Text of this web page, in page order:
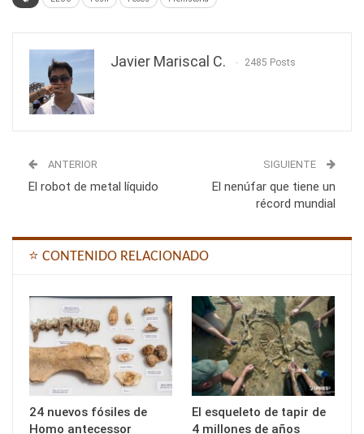
Javier Mariscal C. 2485 Posts
ANTERIOR
El robot de metal líquido
SIGUIENTE
El nenúfar que tiene un
récord mundial
⭐ CONTENIDO RELACIONADO
24 nuevos fósiles de
Homo antecessor
El esqueleto de tapir de
4 millones de años